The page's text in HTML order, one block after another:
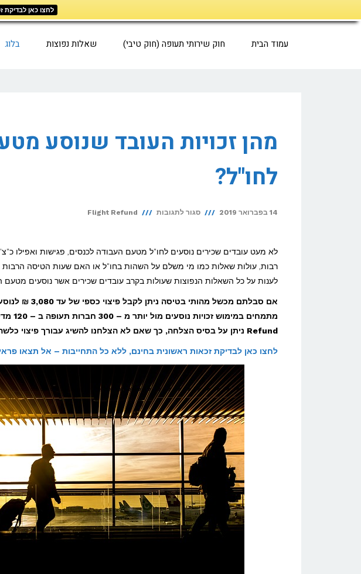
לחצו כאן לבדיקת
לתוכן
עמוד הבית חוק שירותי תעופה (חוק טיבי) שאלות נפוצות בלוג
מהן זכויות העובד שנוסע
לחו"ל?
14 בפברואר 2019 סגור לתגובות על
זכויות
העובד
שנוסע
מטעם
העבודה
לחו"ל?
Flight Refund
לא מעט עובדים שכירים נוסעים לחו"ל מטעם העבודה לכנסים, פגישות ואפילו
רבות, עולות שאלות כמו מי משלם על השהות בחו"ל או האם שעות הטיסה הרבות
לענות על כל השאלות הנפוצות שעולות בקרב עובדים שכירים אשר נוסעים מטעם
Refund ניתן על בסיס הצלחה, כך שאם לא הצלחנו להשיג עבורך פיצוי כלשהו, לעולם לא נגבה ממך שקל אחד!
לחצו כאן לבדיקת זכאות ראשונית בחינם, ללא כל התחייבות – אל תצאו